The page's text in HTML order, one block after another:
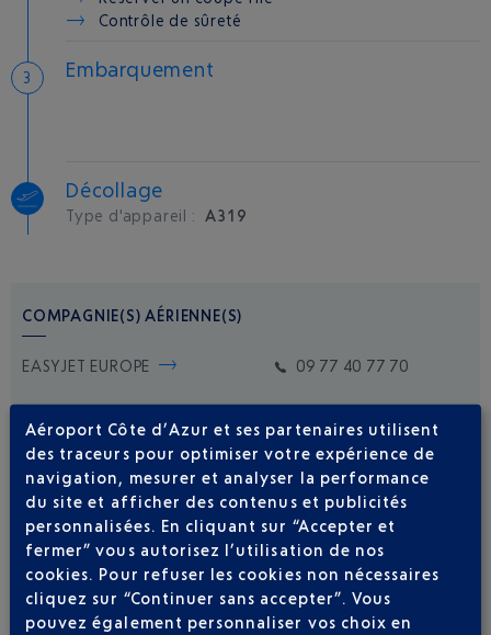
Contrôle de sûreté
Embarquement
Décollage
Type d'appareil : A319
COMPAGNIE(S) AÉRIENNE(S)
EASYJET EUROPE 09 77 40 77 70
Soyez notifié(e) de
toutes les évolutions
pour ce vol
Aéroport Côte d’Azur et ses partenaires utilisent
des traceurs pour optimiser votre expérience de
navigation, mesurer et analyser la performance
du site et afficher des contenus et publicités
personnalisées. En cliquant sur “Accepter et
fermer” vous autorisez l’utilisation de nos
cookies. Pour refuser les cookies non nécessaires
cliquez sur “Continuer sans accepter”. Vous
pouvez également personnaliser vos choix en